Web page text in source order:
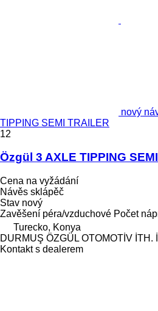
nový
TIPPING SEMI TRAILER
12
Özgül 3 AXLE TIPPING
Cena na vyžádání
Návěs sklápěč
Stav nový
Zavěšení péra/vzduchové Počet
Turecko, Konya
DURMUŞ ÖZGÜL OTOMOTİV İTH.
Kontakt s dealerem